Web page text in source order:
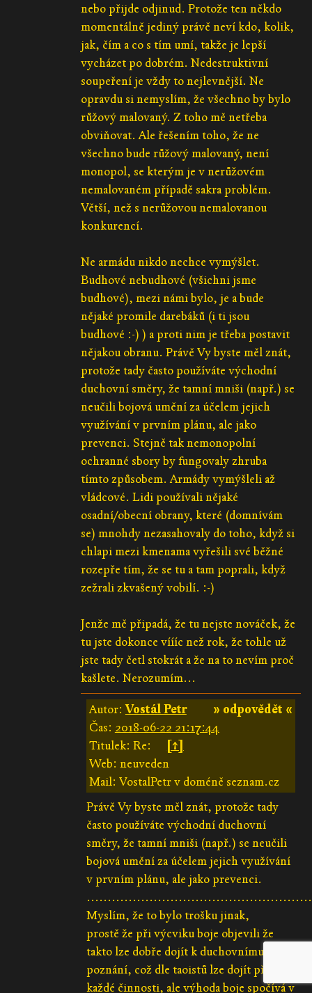
nebo přijde odjinud. Protože ten někdo
momentálně jediný právě neví kdo, kolik,
jak, čím a co s tím umí, takže je lepší
vycházet po dobrém. Nedestruktivní
soupeření je vždy to nejlevnější. Ne
opravdu si nemyslím, že všechno by bylo
růžový malovaný. Z toho mě netřeba
obviňovat. Ale řešením toho, že ne
všechno bude růžový malovaný, není
monopol, se kterým je v nerůžovém
nemalovaném případě sakra problém.
Větší, než s nerůžovou nemalovanou
konkurencí.
Ne armádu nikdo nechce vymýšlet.
Budhové nebudhové (všichni jsme
budhové), mezi námi bylo, je a bude
nějaké promile darebáků (i ti jsou
budhové :-) ) a proti nim je třeba postavit
nějakou obranu. Právě Vy byste měl znát,
protože tady často používáte východní
duchovní směry, že tamní mniši (např.) se
neučili bojová umění za účelem jejich
využívání v prvním plánu, ale jako
prevenci. Stejně tak nemonopolní
ochranné sbory by fungovaly zhruba
tímto způsobem. Armády vymýšleli až
vládcové. Lidi používali nějaké
osadní/obecní obrany, které (domnívám
se) mnohdy nezasahovaly do toho, když si
chlapi mezi kmenama vyřešili své běžné
rozepře tím, že se tu a tam poprali, když
zežrali zkvašený vobilí. :-)
Jenže mě připadá, že tu nejste nováček, že
tu jste dokonce víííc než rok, že tohle už
jste tady četl stokrát a že na to nevím proč
kašlete. Nerozumím...
» odpovědět «
Autor:Vostál Petr
Čas: 2018-06-22 21:17:44
Titulek: Re:
[↑]
Web: neuveden
Mail: VostalPetr v doméně seznam.cz
Právě Vy byste měl znát, protože tady
často používáte východní duchovní
směry, že tamní mniši (např.) se neučili
bojová umění za účelem jejich využívání
v prvním plánu, ale jako prevenci.
Myslím, že to bylo trošku jinak,
prostě že při výcviku boje objevili že
takto lze dobře dojít k duchovnímu
poznání, což dle taoistů lze dojít při
každé činnosti, ale výhoda boje spočívá v